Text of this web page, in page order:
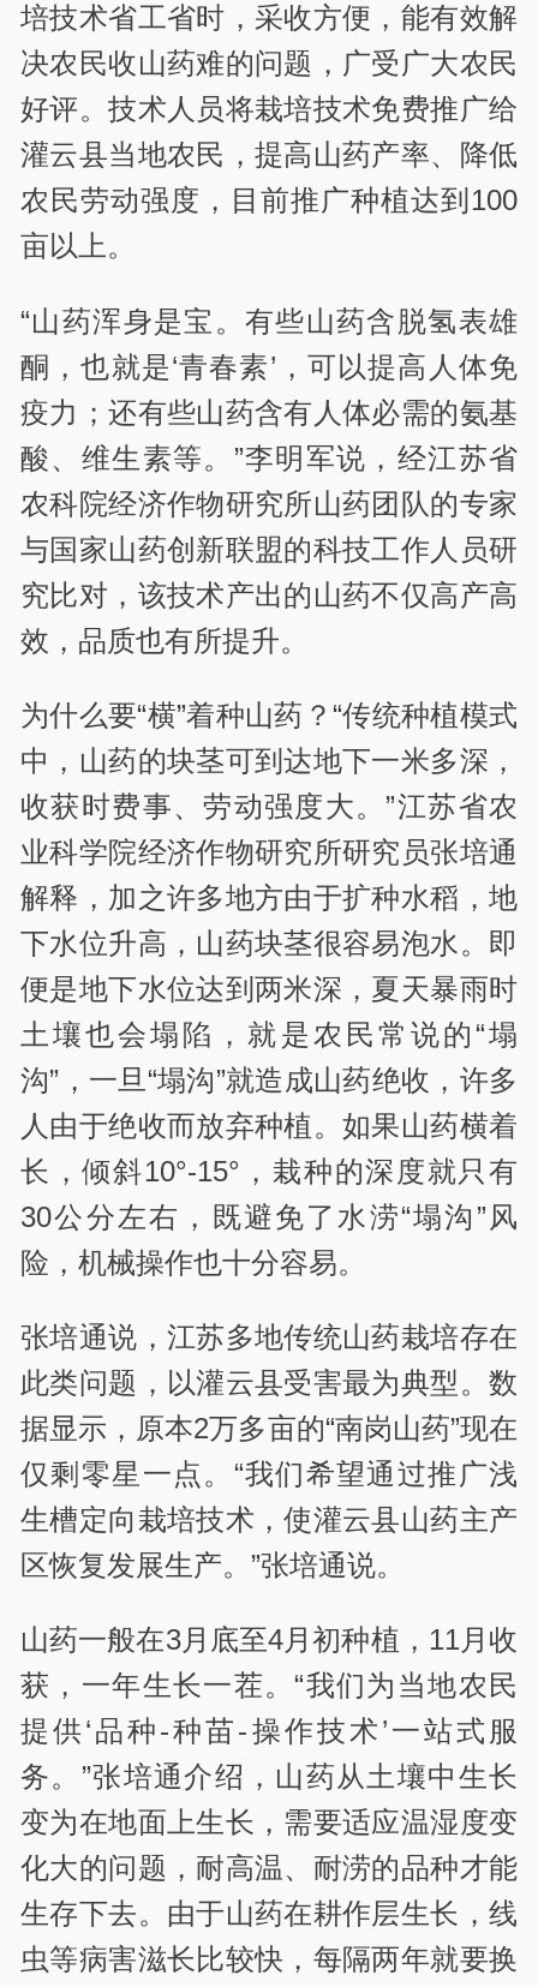
培技术省工省时，采收方便，能有效解
决农民收山药难的问题，广受广大农民
好评。技术人员将栽培技术免费推广给
灌云县当地农民，提高山药产率、降低
农民劳动强度，目前推广种植达到100
亩以上。
“山药浑身是宝。有些山药含脱氢表雄
酮，也就是‘青春素’，可以提高人体免
疫力；还有些山药含有人体必需的氨基
酸、维生素等。”李明军说，经江苏省
农科院经济作物研究所山药团队的专家
与国家山药创新联盟的科技工作人员研
究比对，该技术产出的山药不仅高产高
效，品质也有所提升。
为什么要“横”着种山药？“传统种植模式
中，山药的块茎可到达地下一米多深，
收获时费事、劳动强度大。”江苏省农
业科学院经济作物研究所研究员张培通
解释，加之许多地方由于扩种水稻，地
下水位升高，山药块茎很容易泡水。即
便是地下水位达到两米深，夏天暴雨时
土壤也会塌陷，就是农民常说的“塌
沟”，一旦“塌沟”就造成山药绝收，许多
人由于绝收而放弃种植。如果山药横着
长，倾斜10°-15°，栽种的深度就只有
30公分左右，既避免了水涝“塌沟”风
险，机械操作也十分容易。
张培通说，江苏多地传统山药栽培存在
此类问题，以灌云县受害最为典型。数
据显示，原本2万多亩的“南岗山药”现在
仅剩零星一点。“我们希望通过推广浅
生槽定向栽培技术，使灌云县山药主产
区恢复发展生产。”张培通说。
山药一般在3月底至4月初种植，11月收
获，一年生长一茬。“我们为当地农民
提供‘品种-种苗-操作技术’一站式服
务。”张培通介绍，山药从土壤中生长
变为在地面上生长，需要适应温湿度变
化大的问题，耐高温、耐涝的品种才能
生存下去。由于山药在耕作层生长，线
虫等病害滋长比较快，每隔两年就要换